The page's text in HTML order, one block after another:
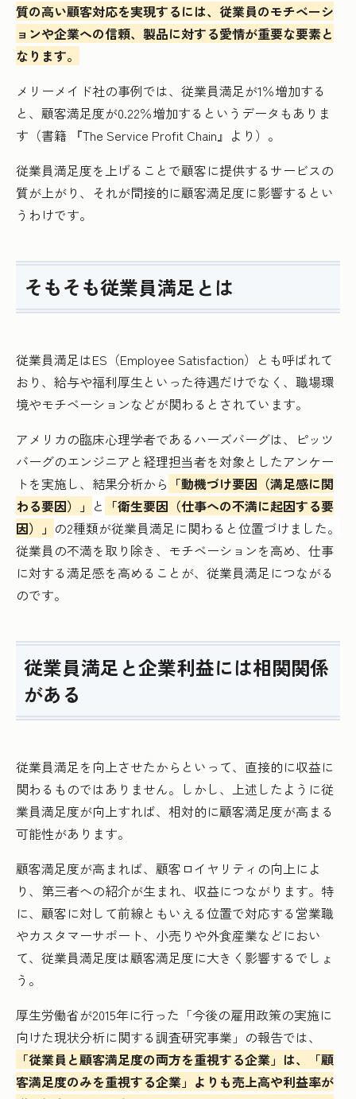
質の高い顧客対応を実現するには、従業員のモチベーシ
ョンや企業への信頼、製品に対する愛情が重要な要素と
なります。
メリーメイド社の事例では、従業員満足が1％増加する
と、顧客満足度が0.22％増加するというデータもありま
す（書籍 『The Service Profit Chain』より）。
従業員満足度を上げることで顧客に提供するサービスの
質が上がり、それが間接的に顧客満足度に影響するとい
うわけです。
そもそも従業員満足とは
従業員満足はES（Employee Satisfaction）とも呼ばれて
おり、給与や福利厚生といった待遇だけでなく、職場環
境やモチベーションなどが関わるとされています。
アメリカの臨床心理学者であるハーズバーグは、ピッツ
バーグのエンジニアと経理担当者を対象としたアンケー
トを実施し、結果分析から 「動機づけ要因（満足感に関
わる要因）」 と 「衛生要因（仕事への不満に起因する要
因）」 の2種類が従業員満足に関わると位置づけました。
従業員の不満を取り除き、モチベーションを高め、仕事
に対する満足感を高めることが、従業員満足につながる
のです。
従業員満足と企業利益には相関関係
がある
従業員満足を向上させたからといって、直接的に収益に
関わるものではありません。しかし、上述したように従
業員満足度が向上すれば、相対的に顧客満足度が高まる
可能性があります。
顧客満足度が高まれば、顧客ロイヤリティの向上によ
り、第三者への紹介が生まれ、収益につながります。特
に、顧客に対して前線ともいえる位置で対応する営業職
やカスタマーサポート、小売りや外食産業などにおい
て、従業員満足度は顧客満足度に大きく影響するでしょ
う。
厚生労働省が2015年に行った「今後の雇用政策の実施に
向けた現状分析に関する調査研究事業」の報告では、
「従業員と顧客満足度の両方を重視する企業」は、「顧
客満足度のみを重視する企業」よりも売上高や利益率が